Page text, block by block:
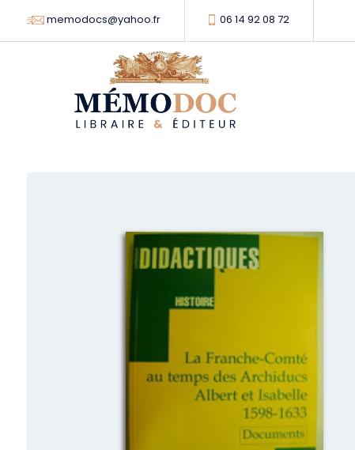
memodocs@yahoo.fr 06 14 92 08 72